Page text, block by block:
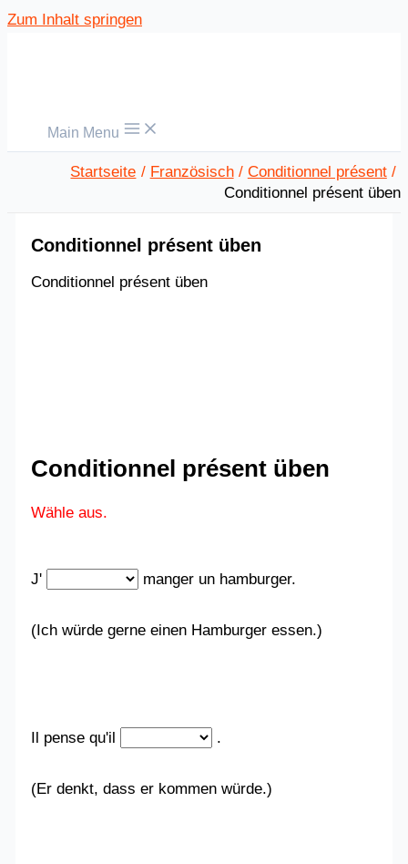
Zum Inhalt springen
Main Menu
Startseite Französisch
Conditionnel présent
Conditionnel présent üben
Conditionnel présent üben
Conditionnel présent üben
Conditionnel présent üben
Wähle aus.
J' manger un hamburger.
(Ich würde gerne einen Hamburger essen.)
Il pense qu'il .
(Er denkt, dass er kommen würde.)